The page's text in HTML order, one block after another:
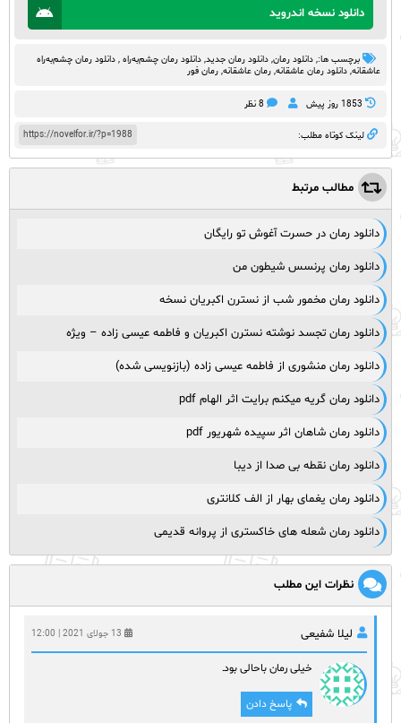
دانلود نسخه اندروید
برچسب ها:, دانلود رمان, دانلود رمان جدید, دانلود رمان چشم‌به‌راه ‌ , دانلود رمان چشم‌به‌راه
‌عاشقانه, دانلود رمان عاشقانه, رمان عاشقانه, رمان فور
1853 روز پيش 8 نظر
https://novelfor.ir/?p=1988 لینک کوتاه مطلب:
مطالب مرتبط
دانلود رمان در حسرت آغوش تو رایگان
دانلود رمان پرنسس شیطون من
دانلود رمان مخمور شب از نسترن اکبریان نسخه
دانلود رمان تجسد نوشته نسترن اکبریان و فاطمه عیسی زاده – ویژه
دانلود رمان منشوری از فاطمه عیسی زاده (بازنویسی شده)
دانلود رمان گریه میکنم برایت اثر الهام pdf
دانلود رمان شاهان اثر سپیده شهریور pdf
دانلود رمان نقطه بی صدا از دیبا
دانلود رمان یغمای بهار از الف کلانتری
دانلود رمان شعله های خاکستری از پروانه قدیمی
نظرات این مطلب
لیلا شفیعی 13 جولای 2021 | 12:00
خیلی رمان باحالی بودـ
پاسخ دادن